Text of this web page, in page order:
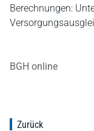
Berechnungen:
BGH online
Zurück